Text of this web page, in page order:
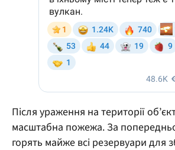
Після ураження на території
масштабна пожежа. За
горять майже всі резервуари для